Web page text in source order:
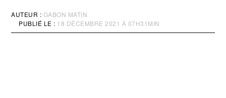
AUTEUR : GABON MATIN
PUBLIÉ LE : 18 DÉCEMBRE 2021 À 07H31MIN
I